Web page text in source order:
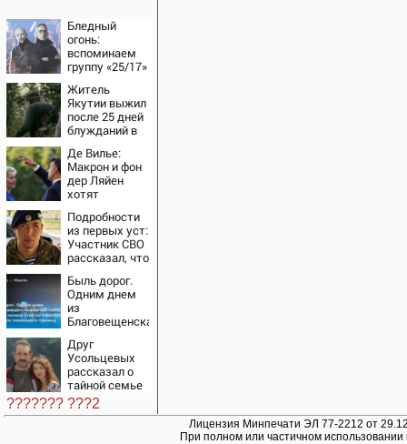
Бледный
огонь:
вспоминаем
группу «25/17»
(часто)
ужасную
Житель
Якутии выжил
после 25 дней
блужданий в
Де Вилье:
Макрон и фон
дер Ляйен
хотят
войну с
Россией
Подробности
из первых уст:
Участник СВО
рассказал, что
схватке с
медведем
Быль дорог.
Одним днем
из
Благовещенска
лапша, мемы,
и почему утке
по-пекински
запретили
переходить
границу
Друг
Усольцевых
рассказал о
тайной семье
бизнесмена
??????? ???2
Лицензия Минпечати ЭЛ 77-2212 от
При полном или частичном